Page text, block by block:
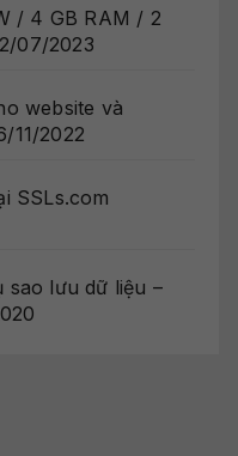
/ 4 GB RAM / 2
07/2023
website và
11/2022
SSLs.com
sao lưu dữ liệu –